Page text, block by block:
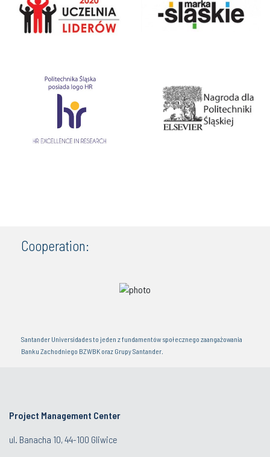
Cooperation:
Santander Universidades to jeden z fundamentów społecznego zaangażowania
Banku Zachodniego BZWBK oraz Grupy Santander.
Project Management Center
ul. Banacha 10, 44-100 Gliwice